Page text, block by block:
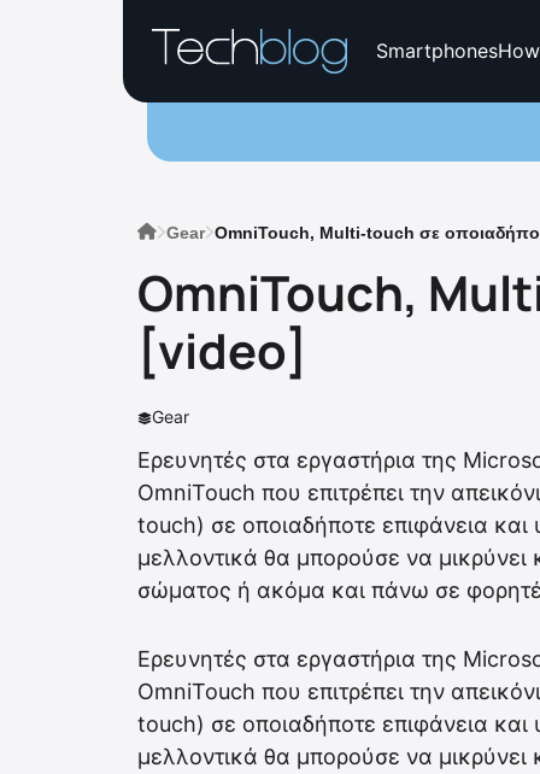
Smartphones
Gear OmniTouch, Multi-touch σε
OmniTouch,
[video]
Gear
Ερευνητές στα εργαστήρια της
OmniTouch που επιτρέπει την
touch) σε οποιαδήποτε επιφάνεια
μελλοντικά θα μπορούσε να μικρύνει
σώματος ή ακόμα και πάνω σε
Ερευνητές στα εργαστήρια της
OmniTouch που επιτρέπει την
touch) σε οποιαδήποτε επιφάνεια
μελλοντικά θα μπορούσε να μικρύνει